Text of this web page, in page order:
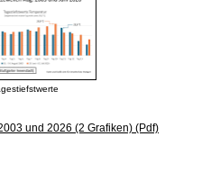
und 2026 (2 Grafiken) (Pdf)